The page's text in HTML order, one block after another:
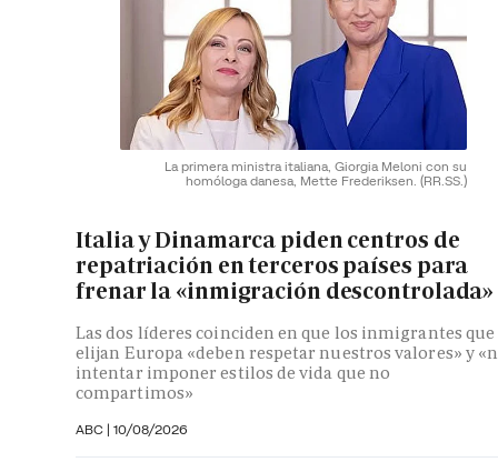
La primera ministra italiana, Giorgia Meloni con su
homóloga danesa, Mette Frederiksen. (RR.SS.)
Italia y Dinamarca piden centros de
repatriación en terceros países para
frenar la «inmigración descontrolada»
Las dos líderes coinciden en que los inmigrantes que
elijan Europa «deben respetar nuestros valores» y
intentar imponer estilos de vida que no
compartimos»
ABC | 10/08/2026